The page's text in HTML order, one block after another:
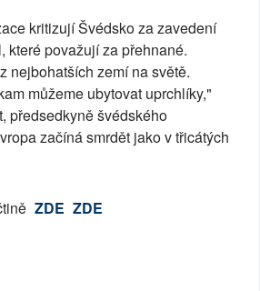
kritizují Švédsko za zavedení
které považují za přehnané.
nejbohatších zemí na světě.
můžeme ubytovat uprchlíky,"
předsedkyně švédského
začíná smrdět jako v třicátých
ZDE ZDE